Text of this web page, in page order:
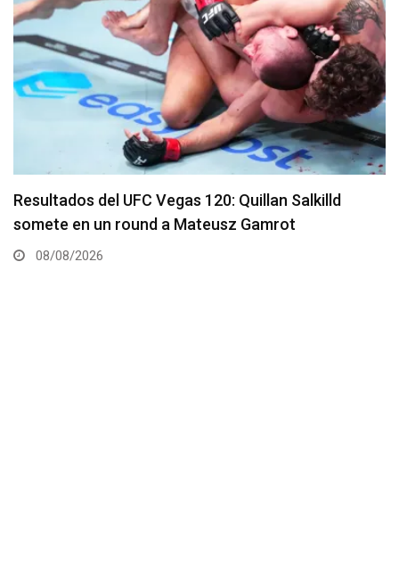
Se presenta un nuevo y remodelado UFC Meta
Apex
08/08/2026